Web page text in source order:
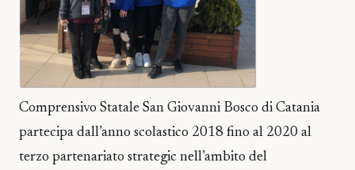
Comprensivo Statale San Giovanni Bosco di Catania
partecipa dall’anno scolastico 2018 fino al 2020 al
terzo partenariato strategic nell’ambito del